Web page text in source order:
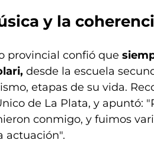
y la
provincial confió que
desde la escuela
etapas de su vida.
de La Plata, y apuntó:
conmigo, y fuimos
actuación".